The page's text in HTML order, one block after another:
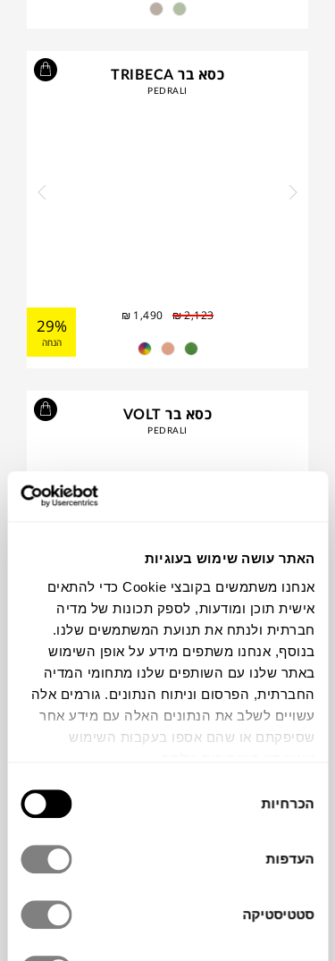
האתר עושה שימוש בעוגיות
אנחנו משתמשים בקובצי Cookie כדי להתאים
אישית תוכן ומודעות, לספק תכונות של מדיה
חברתית ולנתח את תנועת המשתמשים שלנו.
בנוסף, אנחנו משתפים מידע על אופן השימוש
באתר שלנו עם השותפים שלנו מתחומי המדיה
החברתית, הפרסום וניתוח הנתונים. גורמים אלה
עשויים לשלב את הנתונים האלה עם מידע אחר
שסיפקתם או שהם אספו בעקבות השימוש
הסכמה
הכרחיות
העדפות
סטטיסטיקה
כסא בר TRIBECA
PEDRALI
₪2,123
₪ 1,490
29%
הנחה
כסא בר VOLT
PEDRALI
₪ 742
₪608
18%
1+